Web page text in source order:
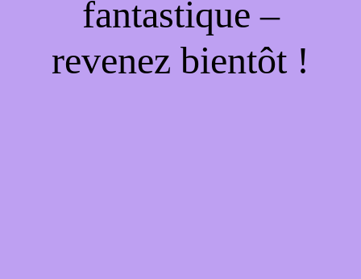
fantastique –
revenez bientôt !